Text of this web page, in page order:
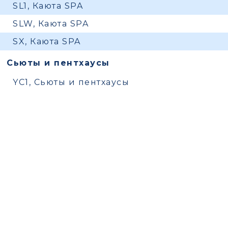
SL1, Каюта SPA
SLW, Каюта SPA
SX, Каюта SPA
Сьюты и пентхаусы
YC1, Сьюты и пентхаусы